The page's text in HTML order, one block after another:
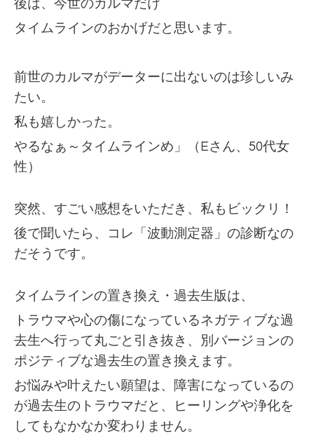
後は、今世のカルマだけ
タイムラインのおかげだと思います。
前世のカルマがデーターに出ないのは珍しいみ
たい。
私も嬉しかった。
やるなぁ～タイムラインめ」
（Eさ ん、50代女
性）
突然、すごい感想をいただき、私もビックリ！
後で聞いたら、コレ「波動測定器」の診断なの
だそうです。
タイムラインの置き換え・過去生版は、
トラウマや心の傷になっているネガティブな過
去生へ行って丸ごと引き抜き、別バージョンの
ポジティブな過去生の置き換えます。
お悩みや叶えたい願望は、障害になっているの
が過去生のトラウマだと、ヒーリングや浄化を
してもなかなか変わりません。